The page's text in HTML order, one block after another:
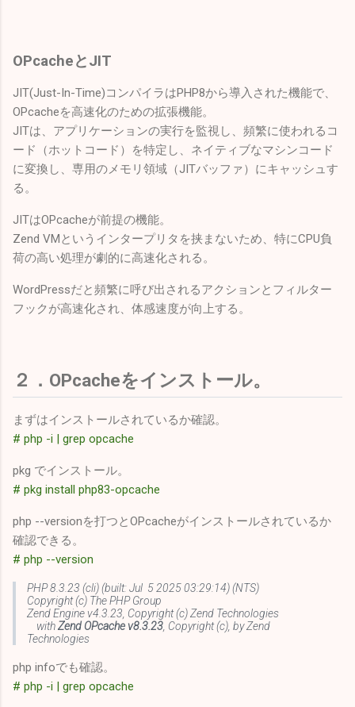
OPcacheとJIT
JIT(Just-In-Time)コンパイラはPHP8から導入された機能で、
OPcacheを高速化のための拡張機能。
JITは、アプリケーションの実行を監視し、頻繁に使われるコ
ード（ホットコード）を特定し、ネイティブなマシンコード
に変換し、専用のメモリ領域（JITバッファ）にキャッシュす
る。
JITはOPcacheが前提の機能。
Zend VMというインタープリタを挟まないため、特にCPU負
荷の高い処理が劇的に高速化される。
WordPressだと頻繁に呼び出されるアクションとフィルター
フックが高速化され、体感速度が向上する。
２．OPcacheをインストール。
まずはインストールされているか確認。
# php -i | grep opcache
pkg でインストール。
# pkg install php83-opcache
php --versionを打つとOPcacheがインストールされているか
確認できる。
# php --version
PHP 8.3.23 (cli) (built: Jul 5 2025 03:29:14) (NTS)
Copyright (c) The PHP Group
Zend Engine v4.3.23, Copyright (c) Zend Technologies
withZend OPcache v8.3.23, Copyright (c), by Zend
Technologies
php infoでも確認。
# php -i | grep opcache